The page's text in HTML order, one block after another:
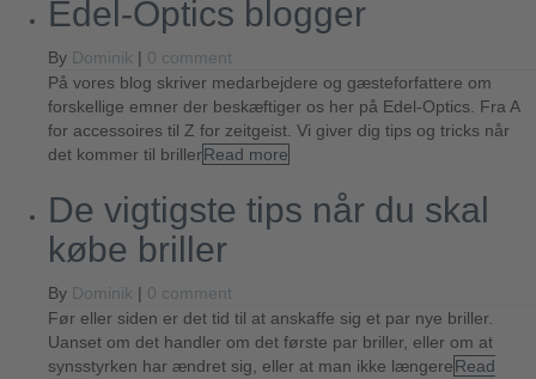
Edel-Optics blogger
By Dominik | 0 comment
På vores blog skriver medarbejdere og gæsteforfattere om
forskellige emner der beskæftiger os her på Edel-Optics. Fra A
for accessoires til Z for zeitgeist. Vi giver dig tips og tricks når
det kommer til brillerRead more
De vigtigste tips når du skal
købe briller
By Dominik | 0 comment
Før eller siden er det tid til at anskaffe sig et par nye briller.
Uanset om det handler om det første par briller, eller om at
synsstyrken har ændret sig, eller at man ikke længereRead